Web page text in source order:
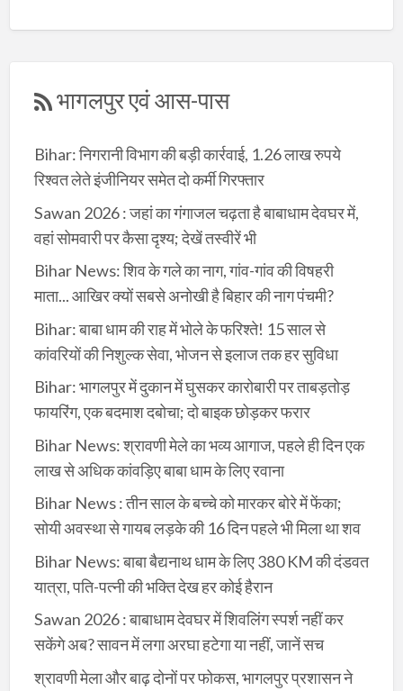
भागलपुर एवं आस-पास
Bihar: निगरानी विभाग की बड़ी कार्रवाई, 1.26 लाख रुपये
रिश्वत लेते इंजीनियर समेत दो कर्मी गिरफ्तार
Sawan 2026 : जहां का गंगाजल चढ़ता है बाबाधाम देवघर में,
वहां सोमवारी पर कैसा दृश्य; देखें तस्वीरें भी
Bihar News: शिव के गले का नाग, गांव-गांव की विषहरी
माता... आखिर क्यों सबसे अनोखी है बिहार की नाग पंचमी?
Bihar: बाबा धाम की राह में भोले के फरिश्ते! 15 साल से
कांवरियों की निशुल्क सेवा, भोजन से इलाज तक हर सुविधा
Bihar: भागलपुर में दुकान में घुसकर कारोबारी पर ताबड़तोड़
फायरिंग, एक बदमाश दबोचा; दो बाइक छोड़कर फरार
Bihar News: श्रावणी मेले का भव्य आगाज, पहले ही दिन एक
लाख से अधिक कांवड़िए बाबा धाम के लिए रवाना
Bihar News : तीन साल के बच्चे को मारकर बोरे में फेंका;
सोयी अवस्था से गायब लड़के की 16 दिन पहले भी मिला था शव
Bihar News: बाबा बैद्यनाथ धाम के लिए 380 KM की दंडवत
यात्रा, पति-पत्नी की भक्ति देख हर कोई हैरान
Sawan 2026 : बाबाधाम देवघर में शिवलिंग स्पर्श नहीं कर
सकेंगे अब? सावन में लगा अरघा हटेगा या नहीं, जानें सच
श्रावणी मेला और बाढ़ दोनों पर फोकस, भागलपुर प्रशासन ने